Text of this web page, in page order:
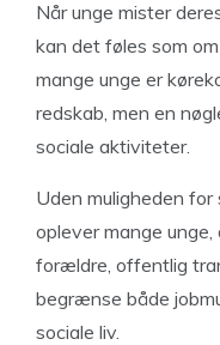
Når unge mister
kan det føles som
mange unge er
redskab, men en
sociale aktiviteter.
Uden muligheden
oplever mange
forældre, offentlig
begrænse både
sociale liv.